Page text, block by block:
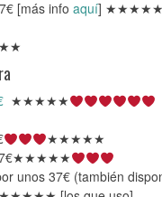
[más info aquí]
★★★★★
★★★★★
unos 37€ (también